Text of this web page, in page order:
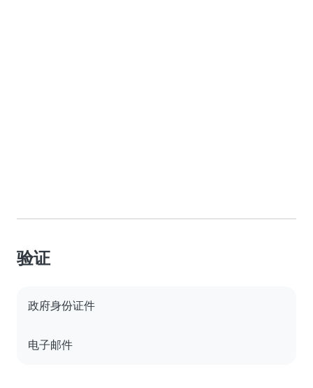
验证
政府身份证件
电子邮件